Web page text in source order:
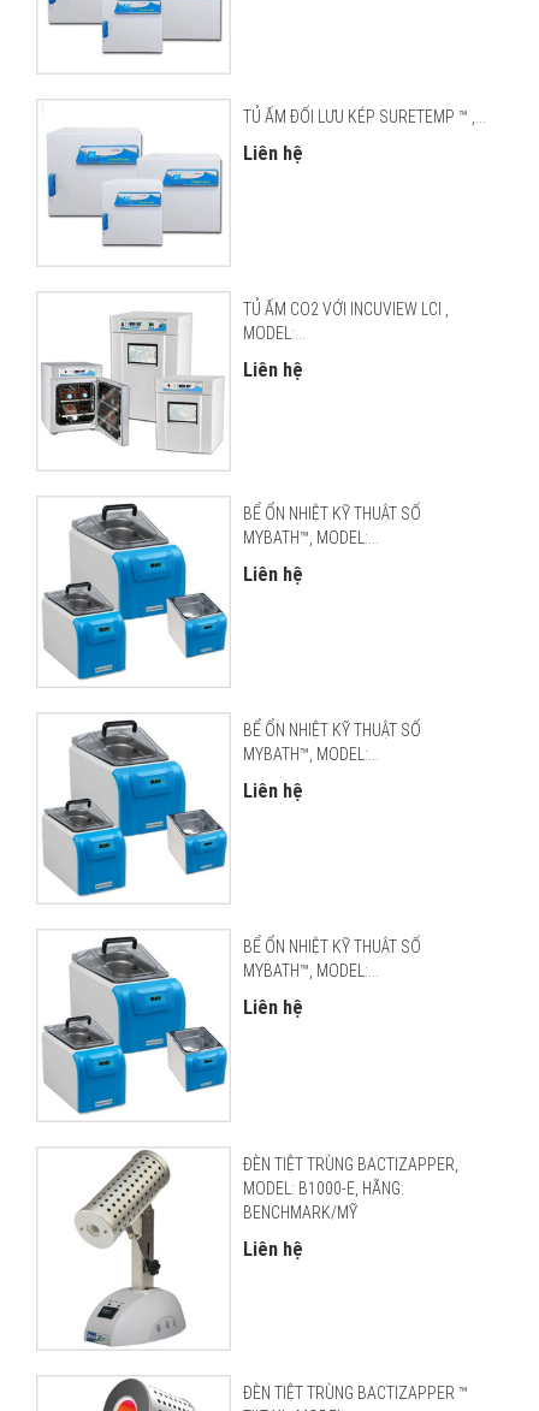
TỦ ẤM ĐỐI LƯU KÉP SURETEMP ™ ,...
Liên hệ
TỦ ẤM CO2 VỚI INCUVIEW LCI ,
MODEL:...
Liên hệ
BỂ ỔN NHIỆT KỸ THUẬT SỐ
MYBATH™, MODEL:...
Liên hệ
BỂ ỔN NHIỆT KỸ THUẬT SỐ
MYBATH™, MODEL:...
Liên hệ
BỂ ỔN NHIỆT KỸ THUẬT SỐ
MYBATH™, MODEL:...
Liên hệ
ĐÈN TIỆT TRÙNG BACTIZAPPER,
MODEL: B1000-E, HÃNG:
BENCHMARK/MỸ
Liên hệ
ĐÈN TIỆT TRÙNG BACTIZAPPER ™